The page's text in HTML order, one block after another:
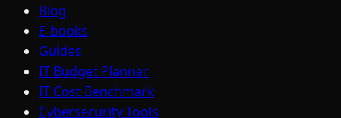
Blog
E-books
Guides
IT Budget Planner
IT Cost Benchmark
Cybersecurity Tools